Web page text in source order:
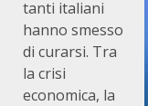
tanti italiani
hanno smesso
di curarsi. Tra
la crisi
economica, la